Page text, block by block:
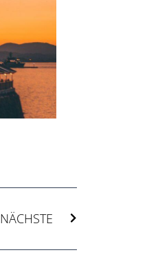
NÄCHSTE